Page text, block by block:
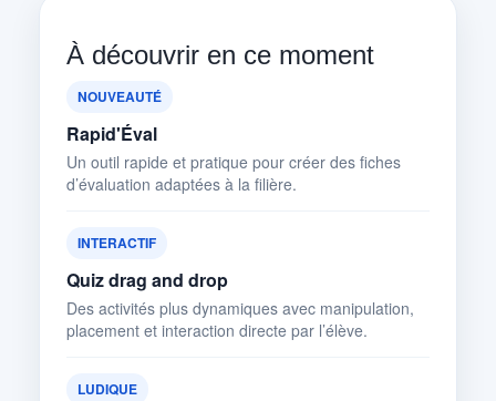
À découvrir en ce moment
NOUVEAUTÉ
Rapid'Éval
Un outil rapide et pratique pour créer des fiches
d’évaluation adaptées à la filière.
INTERACTIF
Quiz drag and drop
Des activités plus dynamiques avec manipulation,
placement et interaction directe par l’élève.
LUDIQUE